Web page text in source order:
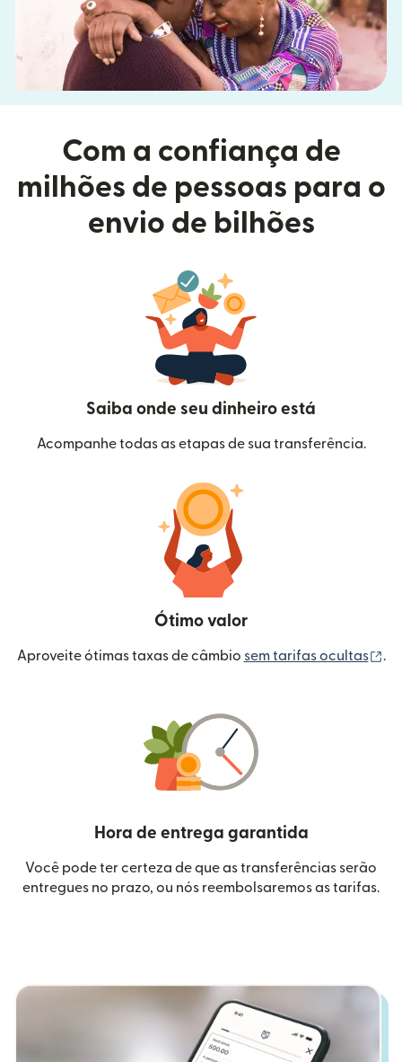
Com a confiança de
milhões de pessoas para o
envio de bilhões
Saiba onde seu dinheiro está
Acompanhe todas as etapas de sua transferência.
Ótimo valor
Aproveite ótimas taxas de câmbio sem tarifas ocultas .
Hora de entrega garantida
Você pode ter certeza de que as transferências serão
entregues no prazo, ou nós reembolsaremos as tarifas.